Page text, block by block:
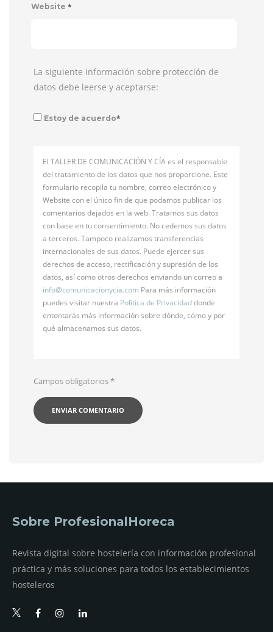
Website *
La siguiente información sobre protección de
datos debe leerse y aceptarse:
Estoy de acuerdo*
El TALLER DE COMUNICACIÓN Y CÍA es el responsable
del tratamiento de los datos que nos proporcione. Este
formulario recopila tu nombre, correo electrónico y
Website con el único fin de que podamos publicar los
comentarios dejados en la web. Tratamos sus datos
con base en tu consentimiento. No cedemos sus datos
a terceros. Tampoco realizamos transferencias
internacionales de sus datos. Puede ejercer sus
derechos de acceso, rectificación y supresión de los
datos, así como otros derechos enviando un correo a
info@comunicacionycia.com Para más información
puedes visitar nuestra Política de Privacidaddonde
entontarás más información sobre dónde, cómo y por
qué almacenamos sus datos.
Campos obligatorios*
Sobre ProfesionalHoreca
Revista digital sobre hostelería con información profesional
práctica y más soluciones para todos los establecimientos
hosteleros